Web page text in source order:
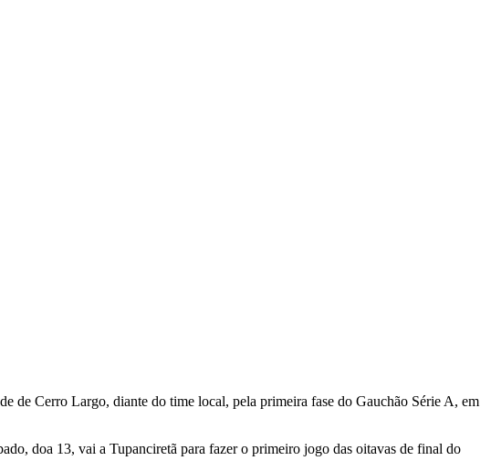
de Cerro Largo, diante do time local, pela primeira fase do Gauchão Série A, em
doa 13, vai a Tupanciretã para fazer o primeiro jogo das oitavas de final do